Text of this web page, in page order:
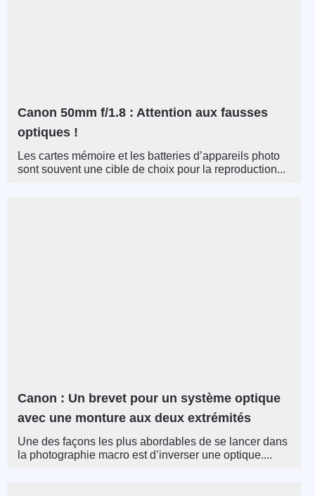
Canon 50mm f/1.8 : Attention aux fausses
optiques !
Les cartes mémoire et les batteries d’appareils photo
sont souvent une cible de choix pour la reproduction...
Canon : Un brevet pour un système optique
avec une monture aux deux extrémités
Une des façons les plus abordables de se lancer dans
la photographie macro est d’inverser une optique....